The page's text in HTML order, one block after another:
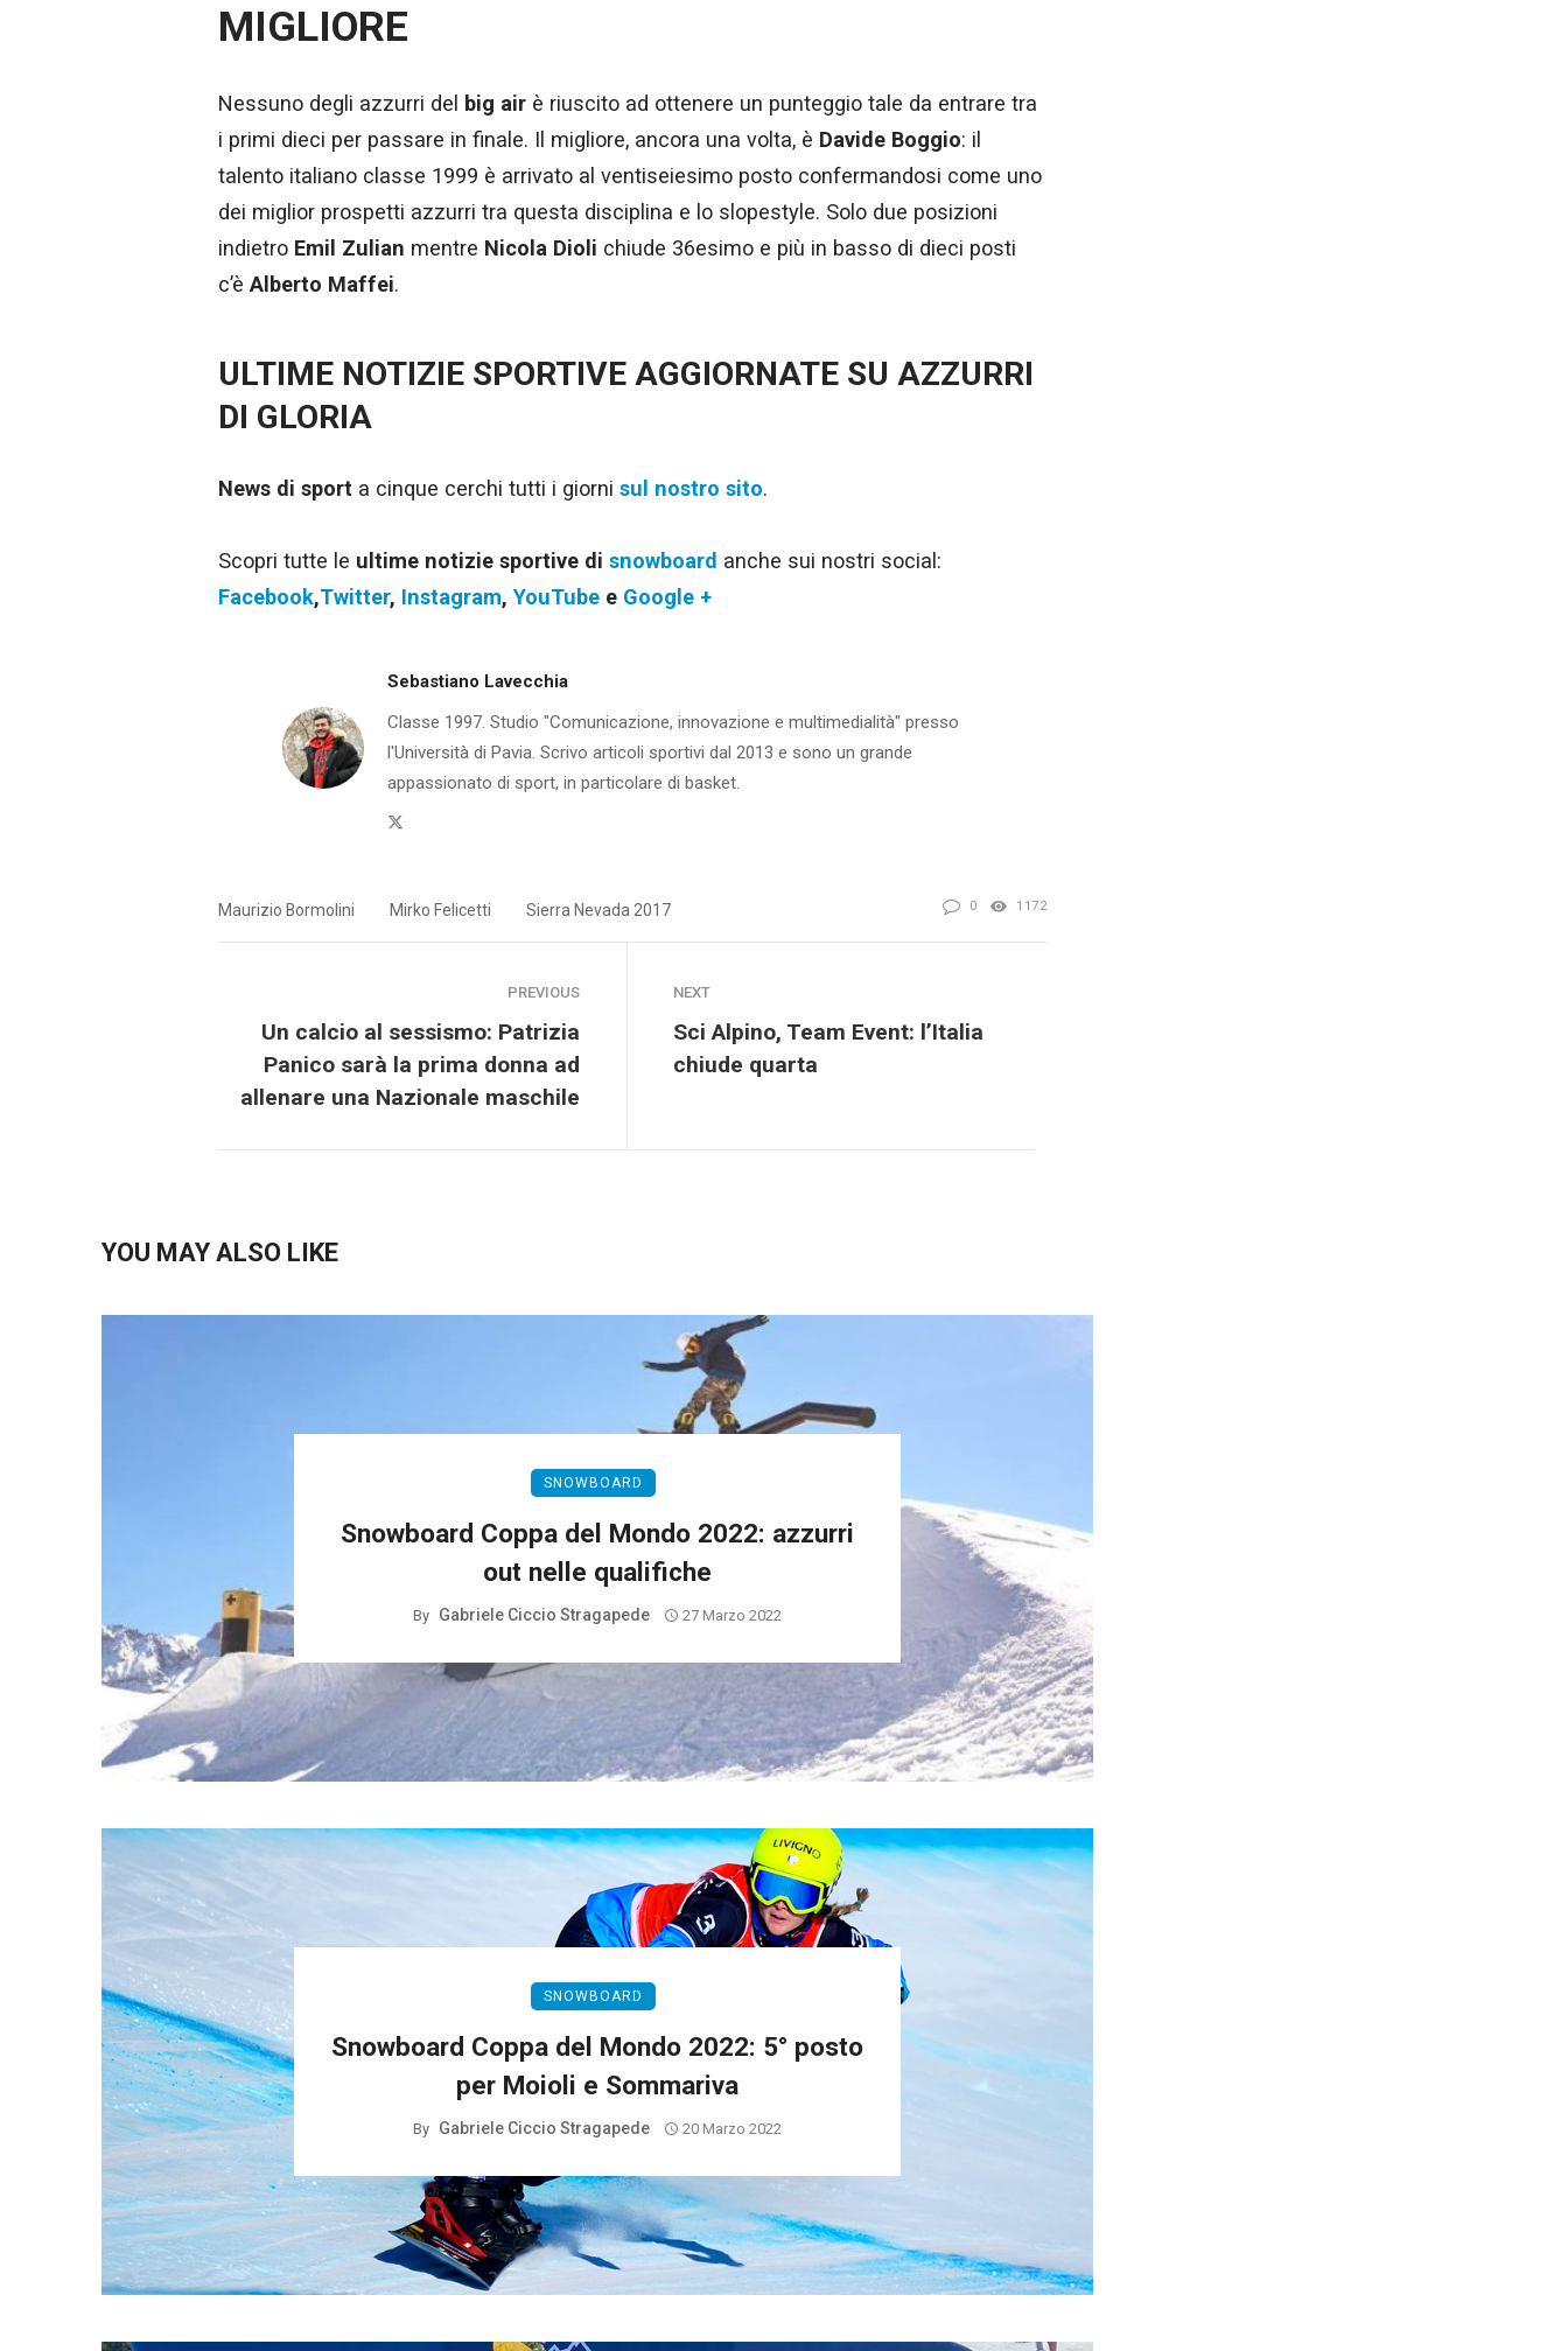
MIGLIORE
Nessuno degli azzurri del big air è riuscito ad ottenere un punteggio tale da entrare tra
i primi dieci per passare in finale. Il migliore, ancora una volta, è Davide Boggio: il
talento italiano classe 1999 è arrivato al ventiseiesimo posto confermandosi come uno
dei miglior prospetti azzurri tra questa disciplina e lo slopestyle. Solo due posizioni
indietro Emil Zulian mentre Nicola Dioli chiude 36esimo e più in basso di dieci posti
c’è Alberto Maffei.
ULTIME NOTIZIE SPORTIVE AGGIORNATE SU AZZURRI
DI GLORIA
News di sport a cinque cerchi tutti i giorni sul nostro sito.
Scopri tutte le ultime notizie sportive di snowboard anche sui nostri social:
Facebook,Twitter, Instagram, YouTube e Google +
Sebastiano Lavecchia
Classe 1997. Studio "Comunicazione, innovazione e multimedialità" presso
l'Università di Pavia. Scrivo articoli sportivi dal 2013 e sono un grande
appassionato di sport, in particolare di basket.
Maurizio Bormolini Mirko Felicetti Sierra Nevada 2017 0 1172
PREVIOUS
Un calcio al sessismo: Patrizia
Panico sarà la prima donna ad
allenare una Nazionale maschile
NEXT
Sci Alpino, Team Event: l’Italia
chiude quarta
YOU MAY ALSO LIKE
SNOWBOARD
Snowboard Coppa del Mondo 2022: azzurri
out nelle qualifiche
By Gabriele Ciccio Stragapede 27 Marzo 2022
SNOWBOARD
Snowboard Coppa del Mondo 2022: 5° posto
per Moioli e Sommariva
By Gabriele Ciccio Stragapede 20 Marzo 2022